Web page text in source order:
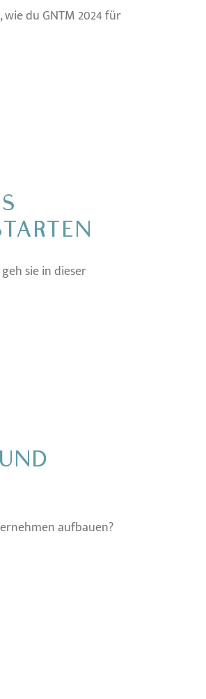
du GNTM 2024 für
sie in dieser
aufbauen?